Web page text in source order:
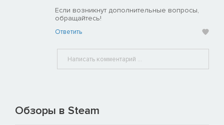
Если возникнут дополнительные вопросы,
обращайтесь!
Ответить
Обзоры в Steam